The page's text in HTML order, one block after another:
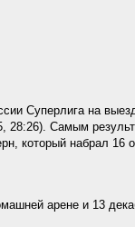
Суперлига на
28:26). Самым
который набрал 16
арене и 13